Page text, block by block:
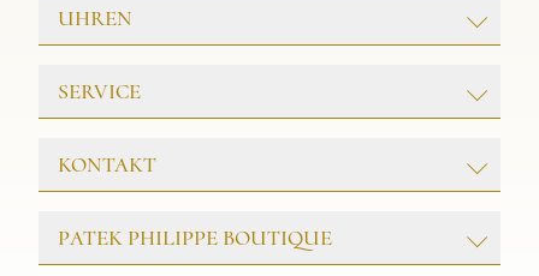
UHREN
TUDOR
SCHMUCK
SERVICE
FRITZ KRAUSE
KONTAKT
Friedrichstr. 32
25980 Westerland/Sylt
PATEK PHILIPPE BOUTIQUE